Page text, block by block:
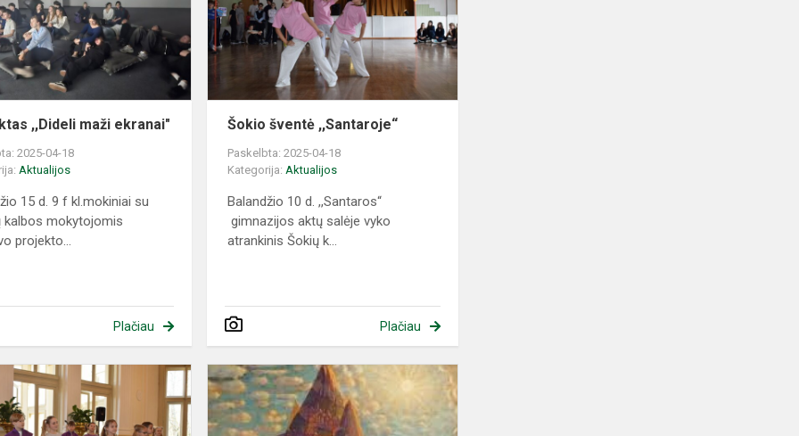
ekranai"
,,Dideli maži ekranai"
2025-04-18
Aktualijos
15 d. 9 f kl.mokiniai su
kalbos mokytojomis
projekto...
Plačiau
Šokio šventė ,,Santaroje“
Paskelbta: 2025-04-18
Kategorija:Aktualijos
Balandžio 10 d. ,,Santaros“
gimnazijos aktų salėje vyko
atrankinis Šokių k...
Plačiau
Svečiuojamės
Trakų
Vokės
konferencija